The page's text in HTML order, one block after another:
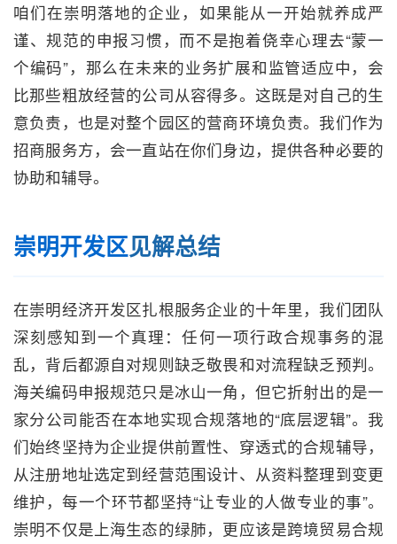
咱们在崇明落地的企业，如果能从一开始就养成严
谨、规范的申报习惯，而不是抱着侥幸心理去“蒙一
个编码”，那么在未来的业务扩展和监管适应中，会
比那些粗放经营的公司从容得多。这既是对自己的生
意负责，也是对整个园区的营商环境负责。我们作为
招商服务方，会一直站在你们身边，提供各种必要的
协助和辅导。
崇明开发区见解总结
在崇明经济开发区扎根服务企业的十年里，我们团队
深刻感知到一个真理：任何一项行政合规事务的混
乱，背后都源自对规则缺乏敬畏和对流程缺乏预判。
海关编码申报规范只是冰山一角，但它折射出的是一
家分公司能否在本地实现合规落地的“底层逻辑”。我
们始终坚持为企业提供前置性、穿透式的合规辅导，
从注册地址选定到经营范围设计、从资料整理到变更
维护，每一个环节都坚持“让专业的人做专业的事”。
崇明不仅是上海生态的绿肺，更应该是跨境贸易合规